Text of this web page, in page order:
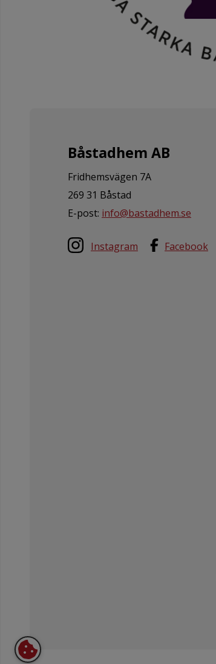
Båstadhem AB
Fridhemsvägen 7A
269 31 Båstad
E-post: info@bastadhem.se
Instagram Facebook